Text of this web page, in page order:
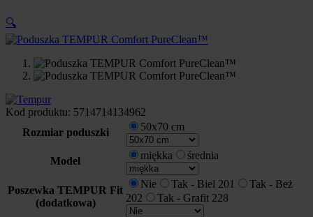
🔍
Kod produktu: 5714714134962
Rozmiar poduszki
50x70 cm
Model miękka średnia
Poszewka TEMPUR Fit
(dodatkowa)
Nie Tak - Biel 201
Tak - Beż
202
Tak - Grafit 228